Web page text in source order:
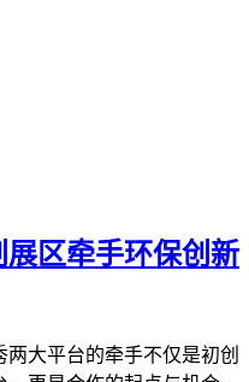
展区牵手环保创新
大平台的牵手不仅是初创